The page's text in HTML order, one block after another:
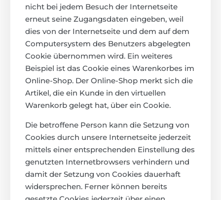
nicht bei jedem Besuch der Internetseite
erneut seine Zugangsdaten eingeben, weil
dies von der Internetseite und dem auf dem
Computersystem des Benutzers abgelegten
Cookie übernommen wird. Ein weiteres
Beispiel ist das Cookie eines Warenkorbes im
Online-Shop. Der Online-Shop merkt sich die
Artikel, die ein Kunde in den virtuellen
Warenkorb gelegt hat, über ein Cookie.
Die betroffene Person kann die Setzung von
Cookies durch unsere Internetseite jederzeit
mittels einer entsprechenden Einstellung des
genutzten Internetbrowsers verhindern und
damit der Setzung von Cookies dauerhaft
widersprechen. Ferner können bereits